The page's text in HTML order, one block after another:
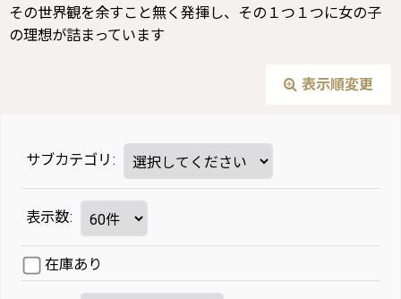
その世界観を余すこと無く発揮し、その１つ１つに女の子
の理想が詰まっています
表示順変更
サブカテゴリ :
表示数:
在庫あり